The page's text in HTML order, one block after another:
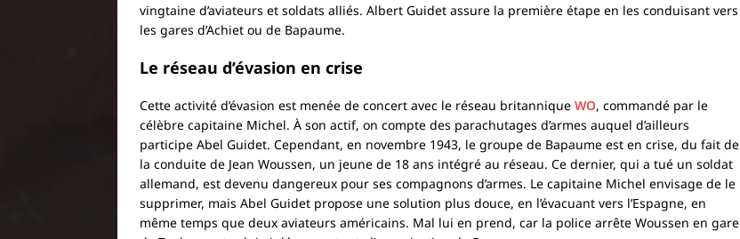
vingtaine d’aviateurs et soldats alliés. Albert Guidet assure la première étape en les conduisant vers
les gares d’Achiet ou de Bapaume.
Le réseau d’évasion en crise
Cette activité d’évasion est menée de concert avec le réseau britannique WO, commandé par le
célèbre capitaine Michel. À son actif, on compte des parachutages d’armes auquel d’ailleurs
participe Abel Guidet. Cependant, en novembre 1943, le groupe de Bapaume est en crise, du fait de
la conduite de Jean Woussen, un jeune de 18 ans intégré au réseau. Ce dernier, qui a tué un soldat
allemand, est devenu dangereux pour ses compagnons d’armes. Le capitaine Michel envisage de le
supprimer, mais Abel Guidet propose une solution plus douce, en l’évacuant vers l’Espagne, en
même temps que deux aviateurs américains. Mal lui en prend, car la police arrête Woussen en gare